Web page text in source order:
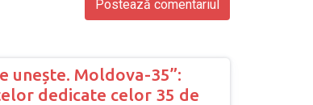
unește. Moldova-35”:
dedicate celor 35 de